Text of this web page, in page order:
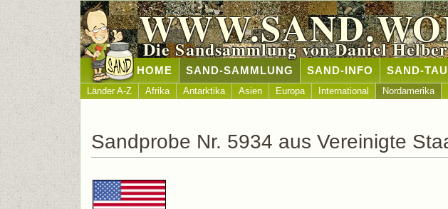
Die Sandsammlung von Daniel Helber
HOME SAND-SAMMLUNG SAND-INFO SAND-
Länder A-Z Afrika Antarktika Asien Europa International Nordamerika
Sandprobe Nr. 5934 aus Vereinigte